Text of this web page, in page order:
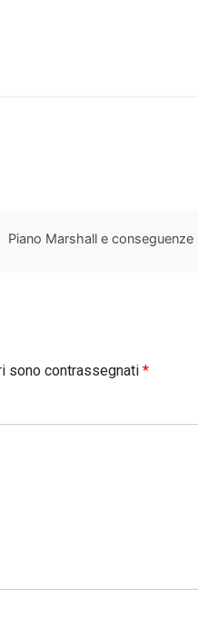
Piano Marshall e conseguenze
sono contrassegnati *